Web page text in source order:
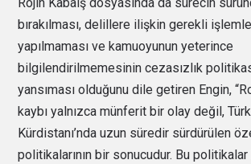
Rojin Kabaiş dosyasında da sürecin
bırakılması, delillere ilişkin gerekli
yapılmaması ve kamuoyunun yeterince
bilgilendirilmemesinin cezasızlık
yansıması olduğunu dile getiren Engin,
kaybı yalnızca münferit bir olay değil,
Kürdistanı’nda uzun süredir sürdürülen
politikalarının bir sonucudur. Bu politikalar